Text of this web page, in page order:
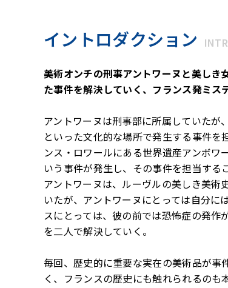
イントロダクション
美術オンチの刑事アントワーヌと美しき
た事件を解決していく、フランス発ミス
アントワーヌは刑事部に所属していたが
といった文化的な場所で発生する事件
ンス・ロワールにある世界遺産アンボワ
いう事件が発生し、その事件を担当す
アントワーヌは、ルーヴルの美しき美術
いたが、アントワーヌにとっては自分
スにとっては、彼の前では恐怖症の発
を二人で解決していく。
毎回、歴史的に重要な実在の美術品が
く、フランスの歴史にも触れられるのも